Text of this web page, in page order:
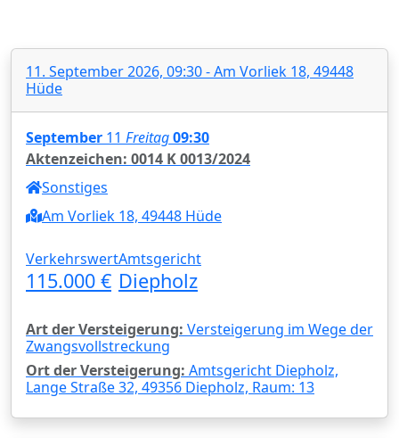
11. September 2026, 09:30 - Am Vorliek 18, 49448
Hüde
September 11 Freitag09:30
Aktenzeichen: 0014 K 0013/2024
Sonstiges
Am Vorliek 18, 49448 Hüde
Verkehrswert
115.000 €
Amtsgericht
Diepholz
Art der Versteigerung: Versteigerung im Wege der
Zwangsvollstreckung
Ort der Versteigerung: Amtsgericht Diepholz,
Lange Straße 32, 49356 Diepholz, Raum: 13